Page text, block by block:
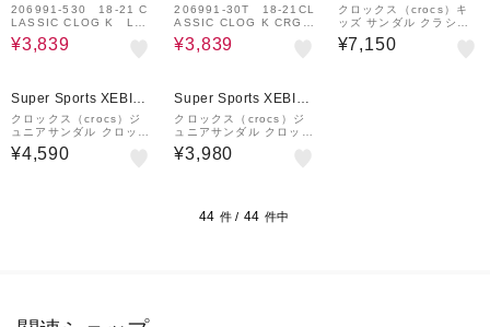
206991-530 18-21 C
LASSIC CLOG K LAV
ENDER 671641-0001
¥3,839
206991-30T 18-21CL
ASSIC CLOG K CRGR
K CROCS GREEN 7
03583-0001
¥3,839
&mall店
クロックス（crocs）キ
ッズ サンダル クラシッ
ク ラインド クロッグ 20
7010-2YB
¥7,150
Super Sports XEBIO
&mall店
クロックス（crocs）ジ
ュニアサンダル クロック
バンドクロッグトドラー
Black ブラック 207006
¥4,590
Super Sports XEBIO
&mall店
クロックス（crocs）ジ
ュニアサンダル クロック
バンド クロッグ キッズ
ピンク 207006-6GD-20
¥3,980
44 件 / 44 件中